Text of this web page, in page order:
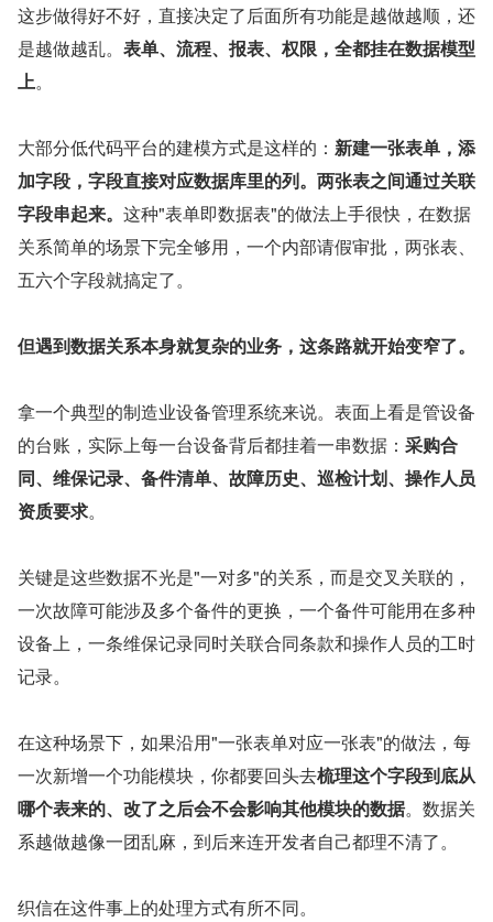
这步做得好不好，直接决定了后面所有功能是越做越顺，还
是越做越乱。 表单、流程、报表、权限，全都挂在数据模型
上。
大部分低代码平台的建模方式是这样的： 新建一张表单，添
加字段，字段直接对应数据库里的列。两张表之间通过关联
字段串起来。 这种"表单即数据表"的做法上手很快，在数据
关系简单的场景下完全够用，一个内部请假审批，两张表、
五六个字段就搞定了。
但遇到数据关系本身就复杂的业务，这条路就开始变窄了。
拿一个典型的制造业设备管理系统来说。表面上看是管设备
的台账，实际上每一台设备背后都挂着一串数据： 采购合
同、维保记录、备件清单、故障历史、巡检计划、操作人员
资质要求。
关键是这些数据不光是"一对多"的关系，而是交叉关联的，
一次故障可能涉及多个备件的更换，一个备件可能用在多种
设备上，一条维保记录同时关联合同条款和操作人员的工时
记录。
在这种场景下，如果沿用"一张表单对应一张表"的做法，每
一次新增一个功能模块，你都要回头去梳理这个字段到底从
哪个表来的、改了之后会不会影响其他模块的数据。数据关
系越做越像一团乱麻，到后来连开发者自己都理不清了。
织信在这件事上的处理方式有所不同。